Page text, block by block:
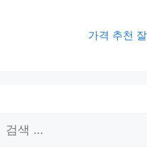
가격 추천
색: